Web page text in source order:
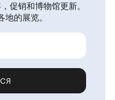
促销和博物馆更新。
的展览。